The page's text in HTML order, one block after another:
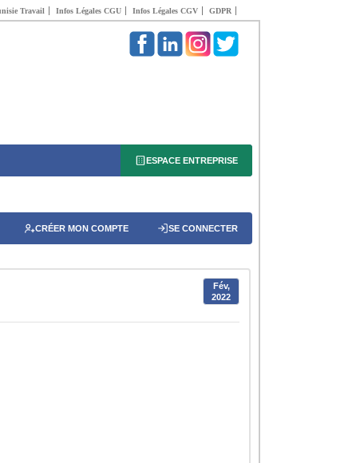
Travail Infos Légales CGU Infos Légales CGV GDPR
ESPACE ENTREPRISE
CRÉER MON COMPTE SE CONNECTER
Fév,
2022